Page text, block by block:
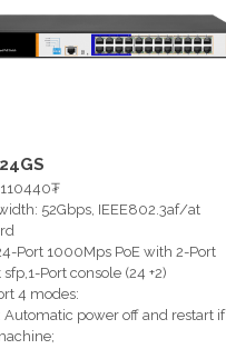
52Gbps, IEEE802.3af/at
Port 1000Mps PoE with 2-Port
Port console (24 +2)
4 modes:
Automatic power off and restart if